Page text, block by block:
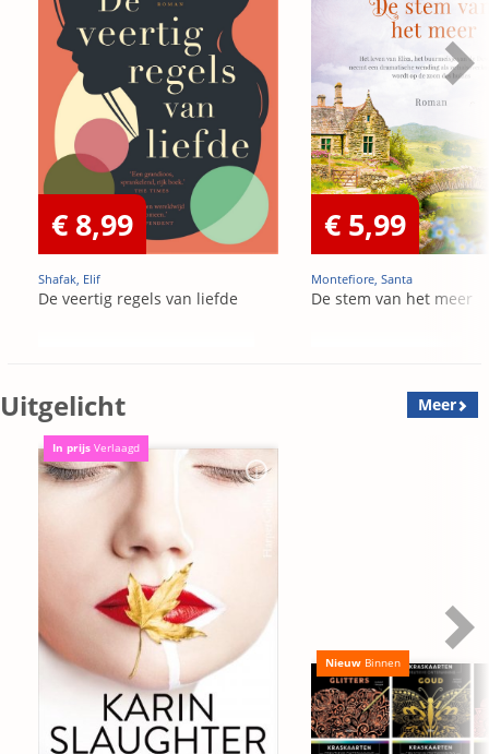
€ 8,99
Shafak, Elif
De veertig regels van liefde
€ 5,99
Montefiore, Santa
De stem van het meer
Uitgelicht Meer
In prijs Verlaagd
Nieuw Binnen